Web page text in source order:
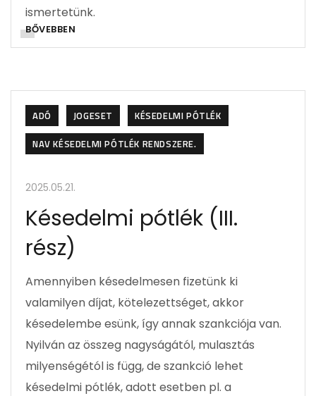
ismertetünk.
BŐVEBBEN
ADÓ JOGESET
KÉSEDELMI PÓTLÉK
NAV KÉSEDELMI PÓTLÉK RENDSZERE.
2025.05.21.
Késedelmi pótlék (III.
rész)
Amennyiben késedelmesen fizetünk ki
valamilyen díjat, kötelezettséget, akkor
késedelembe esünk, így annak szankciója van.
Nyilván az összeg nagyságától, mulasztás
milyenségétól is függ, de szankció lehet
késedelmi pótlék, adott esetben pl. a